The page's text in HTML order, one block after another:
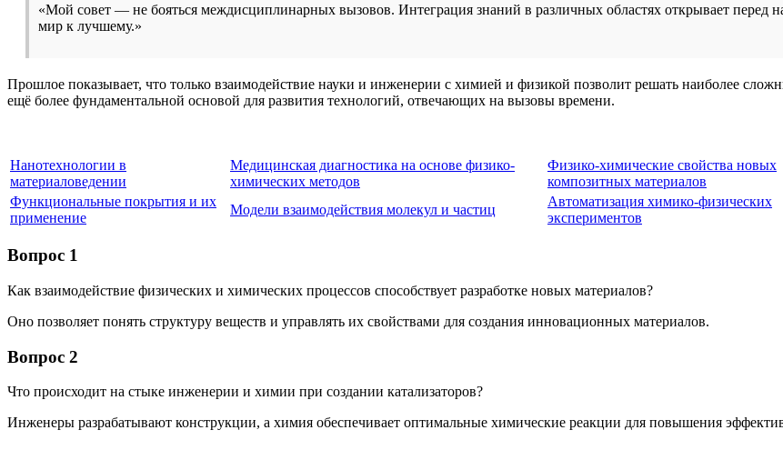
«Мой совет — не бояться междисциплинарных вызовов. Интеграция знаний в различных областях открывает перед
мир к лучшему.»
Прошлое показывает, что только взаимодействие науки и инженерии с химией и физикой позволит решать наиболее
ещё более фундаментальной основой для развития технологий, отвечающих на вызовы времени.
Нанотехнологии в
материаловедении
Медицинская диагностика на основе физико-
химических методов
Физико-химические свойства новых
композитных материалов
Функциональные покрытия и их
применение
Модели взаимодействия молекул и частиц
Автоматизация химико-физических
экспериментов
Вопрос 1
Как взаимодействие физических и химических процессов способствует разработке новых материалов?
Оно позволяет понять структуру веществ и управлять их свойствами для создания инновационных материалов.
Вопрос 2
Что происходит на стыке инженерии и химии при создании катализаторов?
Инженеры разрабатывают конструкции, а химия обеспечивает оптимальные химические реакции для повышения